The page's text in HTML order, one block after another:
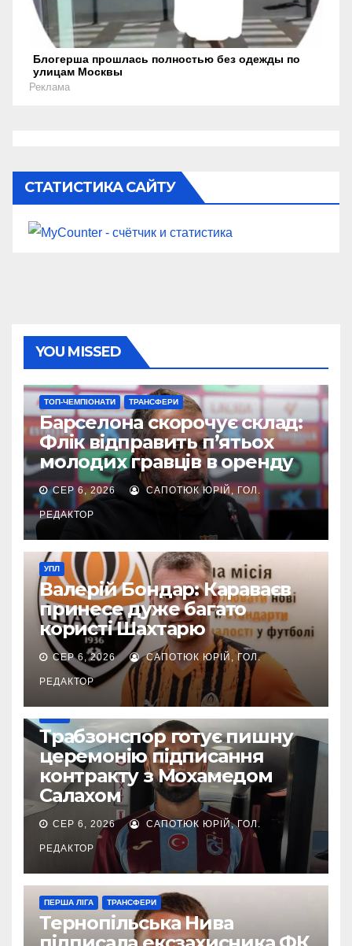
Блогерша прошлась полностью без одежды по
улицам Москвы
Реклама
СТАТИСТИКА САЙТУ
YOU MISSED
ТОП-ЧЕМПІОНАТИ ТРАНСФЕРИ
Барселона скорочує склад:
Флік відправить п’ятьох
молодих гравців в оренду
СЕР 6, 2026 САПОТЮК ЮРІЙ, ГОЛ.
РЕДАКТОР
УПЛ
Валерій Бондар: Караваєв
принесе дуже багато
користі Шахтарю
СЕР 6, 2026 САПОТЮК ЮРІЙ, ГОЛ.
РЕДАКТОР
Трабзонспор готує пишну
церемонію підписання
контракту з Мохамедом
Салахом
СЕР 6, 2026 САПОТЮК ЮРІЙ, ГОЛ.
РЕДАКТОР
ПЕРША ЛІГА ТРАНСФЕРИ
Тернопільська Нива